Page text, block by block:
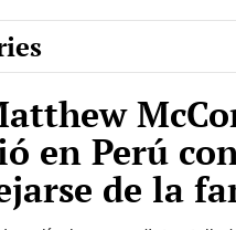
en Perú
de la